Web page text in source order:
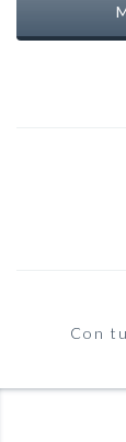
Con